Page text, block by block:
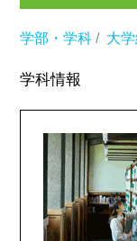
学部・学科 / 大
学科情報